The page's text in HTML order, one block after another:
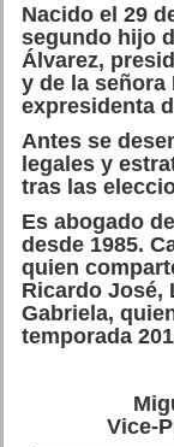
Nacido el 29
segundo hijo
Álvarez,
y de la señora
expresidenta
Antes se
legales y
tras las
Es abogado
desde 1985.
quien
Ricardo José,
Gabriela,
temporada
Vice-